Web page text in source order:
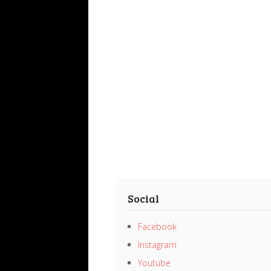
Social
Facebook
Instagram
Youtube